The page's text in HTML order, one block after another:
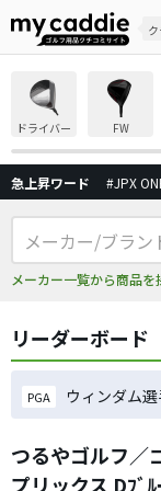
ドライバー FW
急上昇ワード #JPX
メーカー一覧から商品を
リーダーボード
PGA ウィンダム
つるやゴルフ／
プリックス Dﾌﾞ